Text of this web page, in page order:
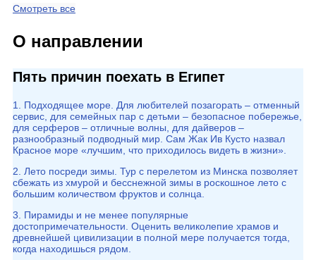
Смотреть все
О направлении
Пять причин поехать в Египет
1. Подходящее море. Для любителей позагорать – отменный
сервис, для семейных пар с детьми – безопасное побережье,
для серферов – отличные волны, для дайверов –
разнообразный подводный мир. Сам Жак Ив Кусто назвал
Красное море «лучшим, что приходилось видеть в жизни».
2. Лето посреди зимы. Тур с перелетом из Минска позволяет
сбежать из хмурой и бесснежной зимы в роскошное лето с
большим количеством фруктов и солнца.
3. Пирамиды и не менее популярные
достопримечательности. Оценить великолепие храмов и
древнейшей цивилизации в полной мере получается тогда,
когда находишься рядом.